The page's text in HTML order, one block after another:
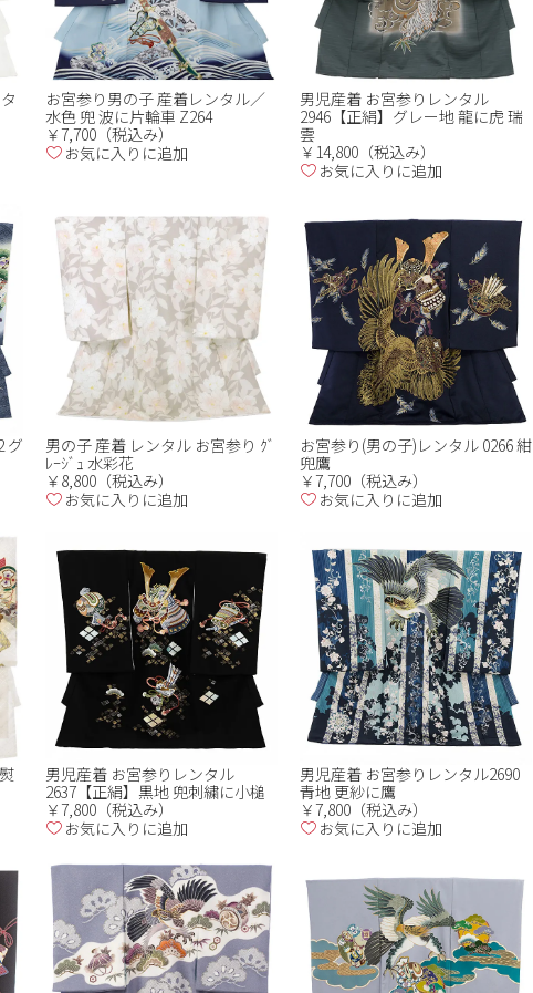
お宮参り男の子 産着レンタル／
水色 兜 波に片輪車 Z264
￥7,700（税込み）
お気に入りに追加
男児産着 お宮参りレンタル
2946【正絹】グレー地 龍に虎 瑞
雲
￥14,800（税込み）
お気に入りに追加
グ
男の子 産着 レンタル お宮参り ｸﾞ
ﾚｰｼﾞｭ 水彩花
￥8,800（税込み）
お気に入りに追加
お宮参り(男の子)レンタル 0266 紺
兜鷹
￥7,700（税込み）
お気に入りに追加
男児産着 お宮参りレンタル
2637【正絹】黒地 兜刺繍に小槌
￥7,800（税込み）
お気に入りに追加
男児産着 お宮参りレンタル2690
青地 更紗に鷹
￥7,800（税込み）
お気に入りに追加